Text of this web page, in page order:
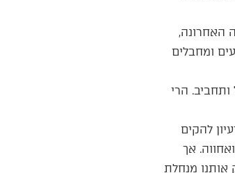
האחרונה,
ומחבלים
ותחביב. הרי
להקים
אך
אותנו מנחלת